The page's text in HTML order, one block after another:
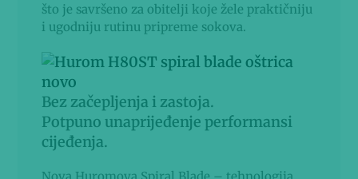
što je savršeno za obitelji koje žele praktičniju
i ugodniju rutinu pripreme sokova.
Bez začepljenja i zastoja.
Potpuno unaprijeđenje performansi
cijeđenja.
Nova Huromova Spiral Blade – tehnologija